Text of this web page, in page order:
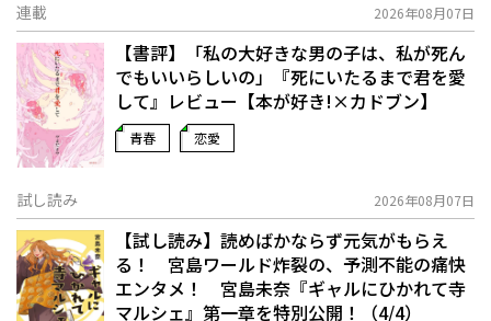
連載 2026年08月07日
【書評】「私の大好きな男の子は、私が死ん
でもいいらしいの」――『死にいたるまで君を愛
して』レビュー【本が好き!×カドブン】
青春 恋愛
試し読み 2026年08月07日
【試し読み】読めばかならず元気がもらえ
る！ 宮島ワールド炸裂の、予測不能の痛快
エンタメ！ 宮島未奈『ギャルにひかれて寺
マルシェ』第一章を特別公開！（4/4）